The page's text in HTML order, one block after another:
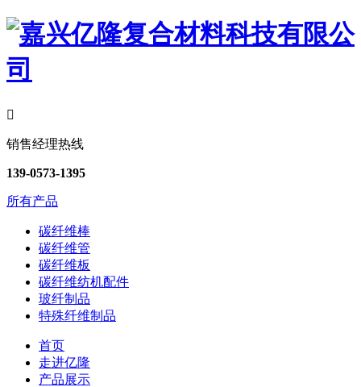

销售经理热线
139-0573-1395
所有产品
碳纤维棒
碳纤维管
碳纤维板
碳纤维纺机配件
玻纤制品
特殊纤维制品
首页
走进亿隆
产品展示